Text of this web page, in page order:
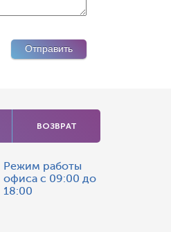
ВОЗВРАТ
Режим работы
офиса с 09:00 до
18:00